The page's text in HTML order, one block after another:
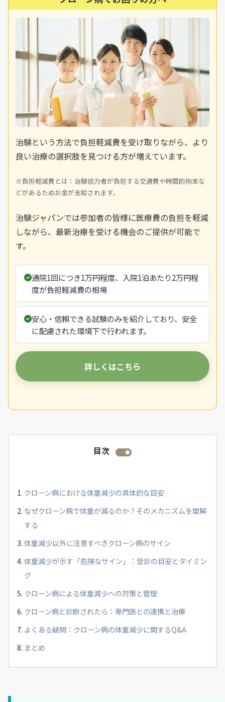
治験という方法で負担軽減費を受け取りながら、より
良い治療の選択肢を見つける方が増えています。
※負担軽減費とは：治験協力者が負担する交通費や時間的拘束な
どがあるためお金が支給されます。
治験ジャパンでは参加者の皆様に医療費の負担を軽減
しながら、最新治療を受ける機会のご提供が可能で
す。
通院1回につき1万円程度、入院1泊あたり2万円程
度が負担軽減費の相場
安心・信頼できる試験のみを紹介しており、安全
に配慮された環境下で行われます。
詳しくはこちら
目次
クローン病における体重減少の具体的な目安
なぜクローン病で体重が減るのか？そのメカニズムを理解
する
体重減少以外に注意すべきクローン病のサイン
体重減少が示す「危険なサイン」：受診の目安とタイミン
グ
クローン病による体重減少への対策と管理
クローン病と診断されたら：専門医との連携と治療
よくある疑問：クローン病の体重減少に関するQ&A
まとめ